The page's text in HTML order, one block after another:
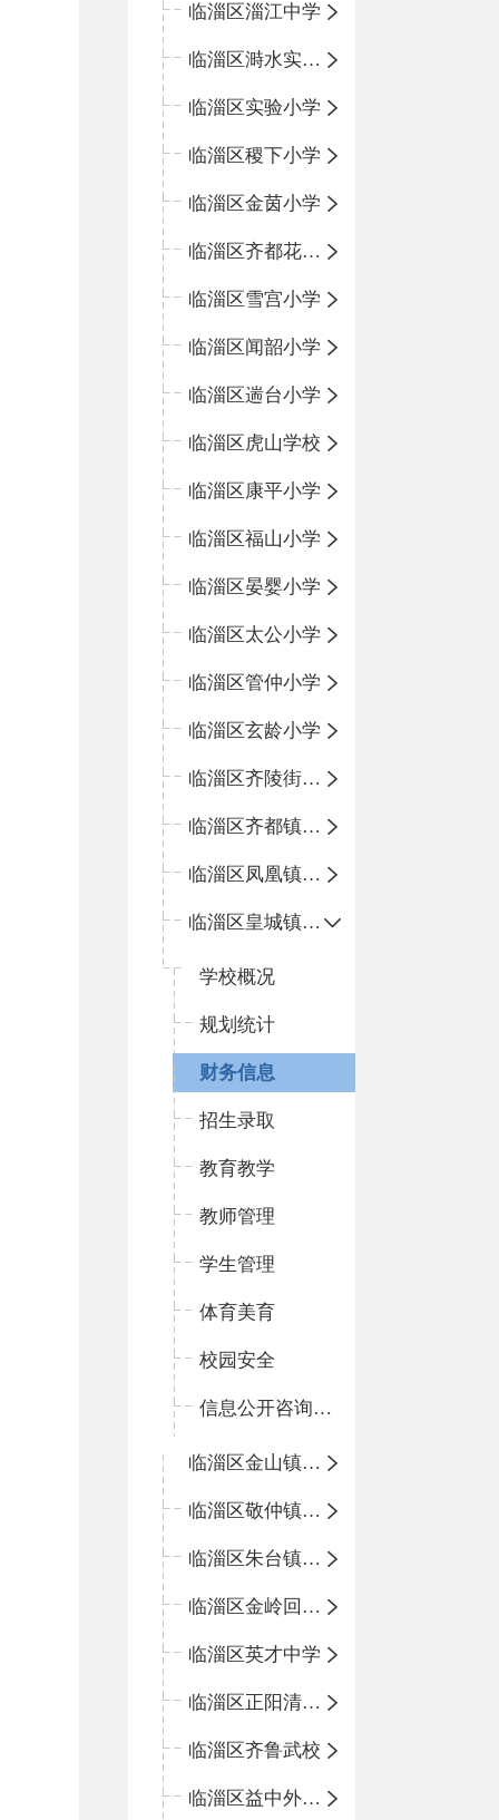
临淄区淄江中学
临淄区溡水实验学校
临淄区实验小学
临淄区稷下小学
临淄区金茵小学
临淄区齐都花园小学
临淄区雪宫小学
临淄区闻韶小学
临淄区遄台小学
临淄区虎山学校
临淄区康平小学
临淄区福山小学
临淄区晏婴小学
临淄区太公小学
临淄区管仲小学
临淄区玄龄小学
临淄区齐陵街道中心学校
临淄区齐都镇中心学校
临淄区凤凰镇中心学校
临淄区皇城镇中心学校
学校概况
规划统计
财务信息
招生录取
教育教学
教师管理
学生管理
体育美育
校园安全
信息公开咨询指南
临淄区金山镇中心学校
临淄区敬仲镇中心学校
临淄区朱台镇中心学校
临淄区金岭回族镇中心学校
临淄区英才中学
临淄区正阳清北实验学校
临淄区齐鲁武校
临淄区益中外语学校